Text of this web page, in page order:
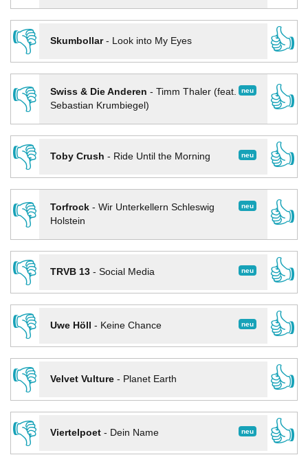
👎
Skumbollar- Look into My Eyes
👍
👎
neu
Swiss & Die Anderen - Timm Thaler (feat.
Sebastian Krumbiegel)
👍
👎
neu
Toby Crush - Ride Until the Morning
👍
👎
neu
Torfrock- Wir Unterkellern Schleswig
Holstein
👍
👎
neu
TRVB 13- Social Media
👍
👎
neu
Uwe Höll - Keine Chance
👍
👎
Velvet Vulture- Planet Earth
👍
👎
neu
Viertelpoet- Dein Name
👍